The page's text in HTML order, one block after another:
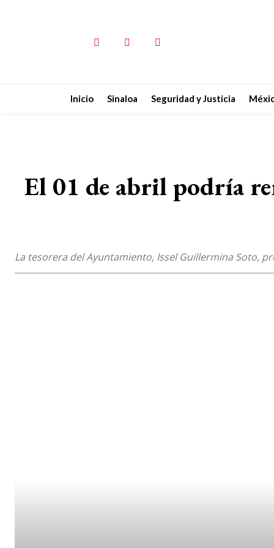
Inicio Sinaloa Seguridad y Justicia
El 01 de abril podría
La tesorera del Ayuntamiento, Issel Guillermina Soto,